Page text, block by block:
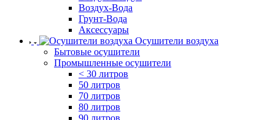
Воздух-Вода
Грунт-Вода
Аксессуары
Осушители воздуха
Бытовые осушители
Промышленные осушители
< 30 литров
50 литров
70 литров
80 литров
90 литров